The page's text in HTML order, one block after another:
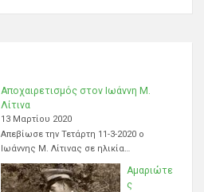
Αποχαιρετισμός στον Ιωάννη Μ.
Λίτινα
13 Μαρτίου 2020
Απεβίωσε την Τετάρτη 11-3-2020 ο
Ιωάννης Μ. Λίτινας σε ηλικία…
Αμαριώτε
ς